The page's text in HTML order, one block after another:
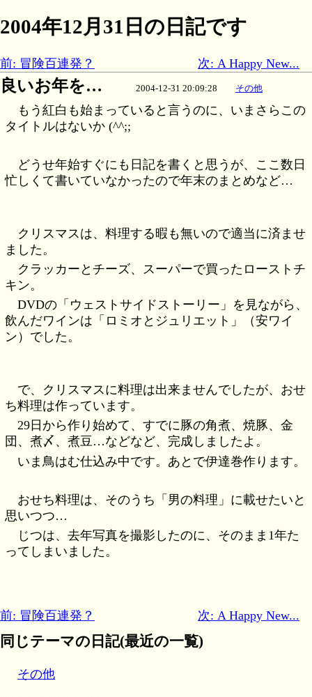
2004年12月31日の日記です
前: 冒険百連発？ 次: A Happy New...
良いお年を… 2004-12-31 20:09:28 その他
もう紅白も始まっていると言うのに、いまさらこの
タイトルはないか (^^;;
どうせ年始すぐにも日記を書くと思うが、ここ数日
忙しくて書いていなかったので年末のまとめなど…
クリスマスは、料理する暇も無いので適当に済ませ
ました。
クラッカーとチーズ、スーパーで買ったローストチ
キン。
DVDの「ウェストサイドストーリー」を見ながら、
飲んだワインは「ロミオとジュリエット」（安ワイ
ン）でした。
で、クリスマスに料理は出来ませんでしたが、おせ
ち料理は作っています。
29日から作り始めて、すでに豚の角煮、焼豚、金
団、煮〆、煮豆…などなど、完成しましたよ。
いま鳥はむ仕込み中です。あとで伊達巻作ります。
おせち料理は、そのうち「男の料理」に載せたいと
思いつつ…
じつは、去年写真を撮影したのに、そのまま1年た
ってしまいました。
前: 冒険百連発？ 次: A Happy New...
同じテーマの日記(最近の一覧)
その他